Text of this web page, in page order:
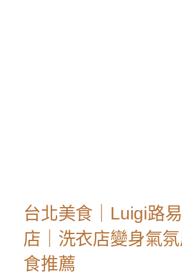
台北美食｜Luigi路
店｜洗衣店變身氣
食推薦